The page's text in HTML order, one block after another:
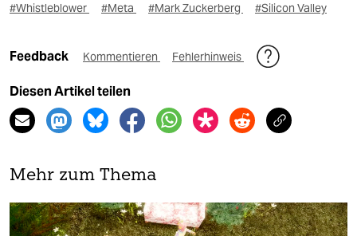
#Whistleblower #Meta #Mark Zuckerberg #Silicon Valley
Feedback Kommentieren Fehlerhinweis
Diesen Artikel teilen
Mehr zum Thema